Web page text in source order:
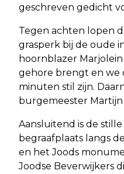
geschreven gedicht
Tegen achten lopen
grasperk bij de oude
hoornblazer
gehore brengt en we
minuten stil zijn.
burgemeester Martijn
Aansluitend is de
begraafplaats langs
en het Joods
Joodse Beverwijkers